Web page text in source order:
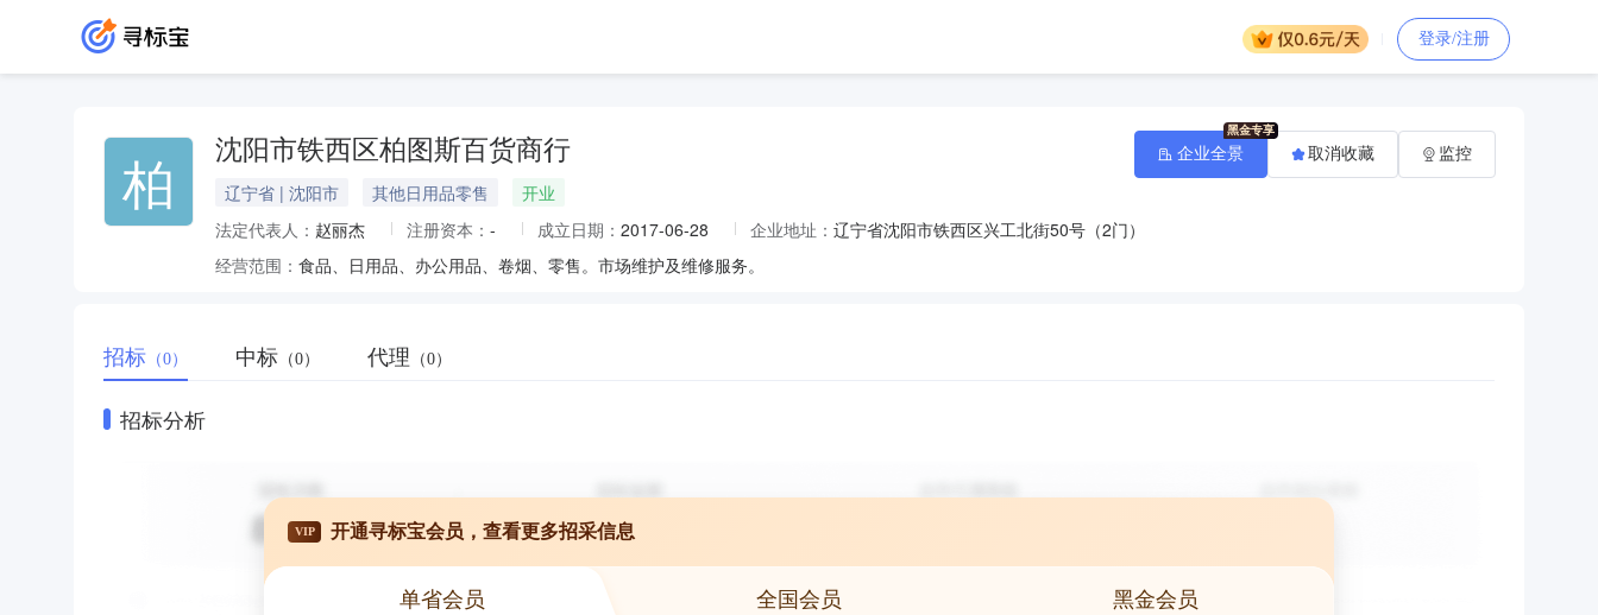
登录/注册
柏 沈阳市铁西区柏图斯百货商行
辽宁省 | 沈阳市 其他日用品零售
开业
法定代表人： 赵丽杰 注册资本： - 成立日期： 2017-06-28 企业地址： 辽宁省沈阳市铁西区兴工北街50号（2门）
经营范围： 食品、日用品、办公用品、卷烟、零售。市场维护及维修服务。
企业全景 取消收藏 监控
招标 （0） 中标 （0） 代理 （0）
招标分析
VIP 开通寻标宝会员，查看更多招采信息
单省会员 全国会员 黑金会员